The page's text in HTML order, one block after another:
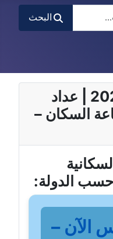
البحث
عدد سكان العالم 2026 | عداد
السكان –
حسب الدولة:
الآن –